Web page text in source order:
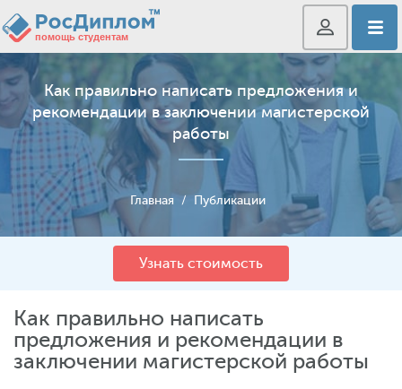
Как правильно написать предложения и
рекомендации в заключении магистерской
работы
Главная / Публикации
Узнать стоимость
Как правильно написать
предложения и рекомендации в
заключении магистерской работы